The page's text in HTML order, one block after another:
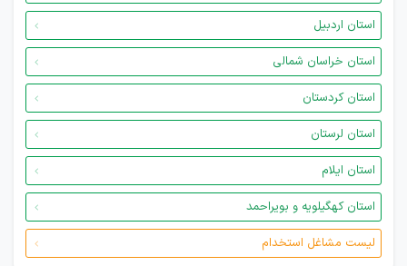
استان اردبیل
استان خراسان شمالی
استان کردستان
استان لرستان
استان ایلام
استان کهگیلویه و بویراحمد
لیست مشاغل استخدام